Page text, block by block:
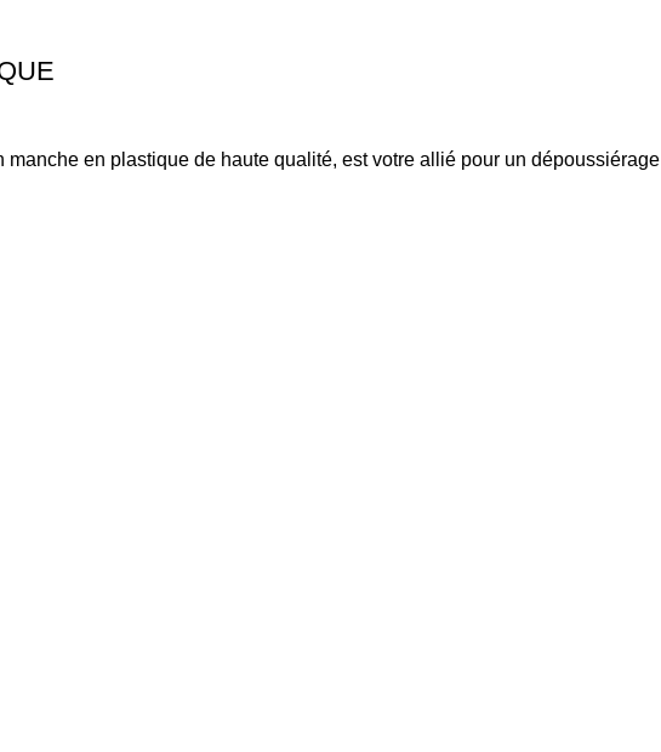
manche en plastique de haute qualité, est votre allié pour un dépoussiérage